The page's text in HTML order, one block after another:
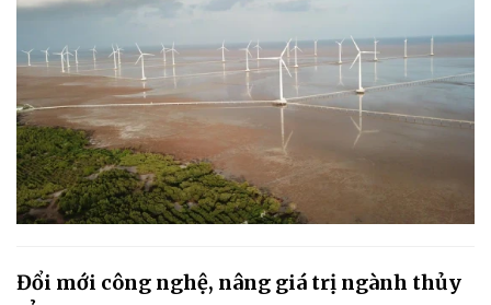
Đổi mới công nghệ, nâng giá trị ngành thủy